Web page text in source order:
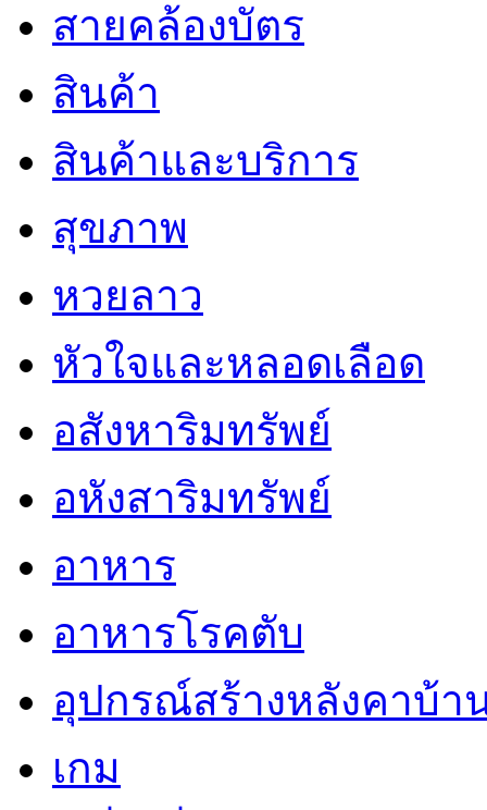
สายคล้องบัตร
สินค้า
สินค้าและบริการ
สุขภาพ
หวยลาว
หัวใจและหลอดเลือด
อสังหาริมทรัพย์
อหังสาริมทรัพย์
อาหาร
อาหารโรคตับ
อุปกรณ์สร้างหลังคาบ้า
เกม